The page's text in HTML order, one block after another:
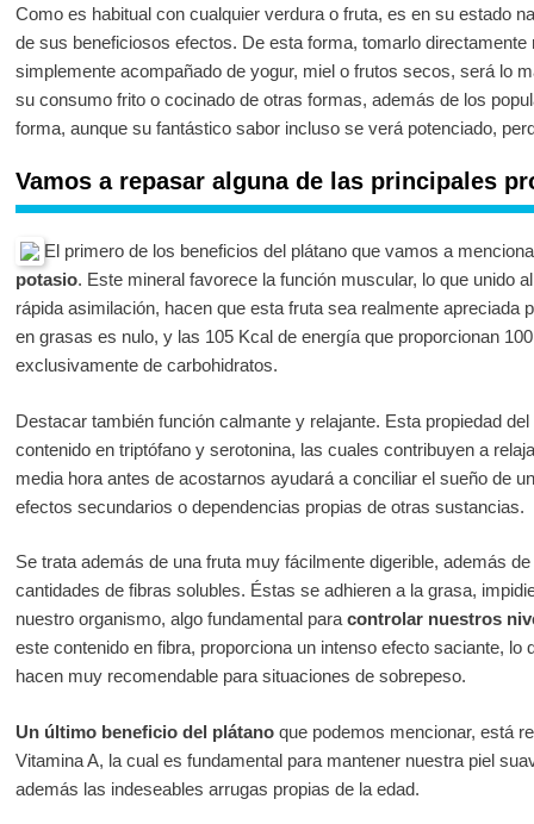
Como es habitual con cualquier verdura o fruta, es en su estado
de sus beneficiosos efectos. De esta forma, tomarlo directamente
simplemente acompañado de yogur, miel o frutos secos, será lo
su consumo frito o cocinado de otras formas, además de los
forma, aunque su fantástico sabor incluso se verá potenciado,
Vamos a repasar alguna de las principales
El primero de los beneficios del plátano que vamos a
potasio. Este mineral favorece la función muscular, lo que unido
rápida asimilación, hacen que esta fruta sea realmente apreciada
en grasas es nulo, y las 105 Kcal de energía que proporcionan
exclusivamente de carbohidratos.
Destacar también función calmante y relajante. Esta propiedad
contenido en triptófano y serotonina, las cuales contribuyen a
media hora antes de acostarnos ayudará a conciliar el sueño de
efectos secundarios o dependencias propias de otras sustancias.
Se trata además de una fruta muy fácilmente digerible, además
cantidades de fibras solubles. Éstas se adhieren a la grasa,
nuestro organismo, algo fundamental para controlar nuestros
este contenido en fibra, proporciona un intenso efecto saciante, lo
hacen muy recomendable para situaciones de sobrepeso.
Un último beneficio del plátanoque podemos mencionar, está
Vitamina A, la cual es fundamental para mantener nuestra piel
además las indeseables arrugas propias de la edad.